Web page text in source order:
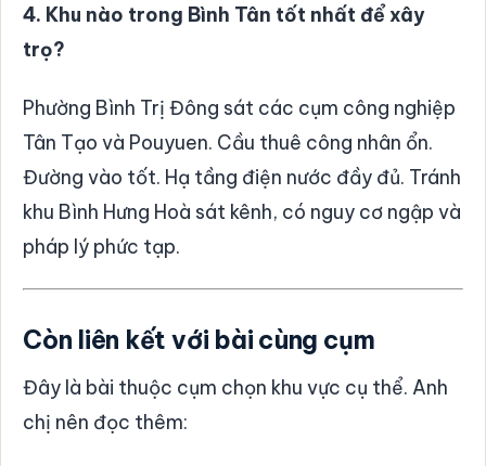
4. Khu nào trong Bình Tân tốt nhất để xây
trọ?
Phường Bình Trị Đông sát các cụm công nghiệp
Tân Tạo và Pouyuen. Cầu thuê công nhân ổn.
Đường vào tốt. Hạ tầng điện nước đầy đủ. Tránh
khu Bình Hưng Hoà sát kênh, có nguy cơ ngập và
pháp lý phức tạp.
Còn liên kết với bài cùng cụm
Đây là bài thuộc cụm chọn khu vực cụ thể. Anh
chị nên đọc thêm: